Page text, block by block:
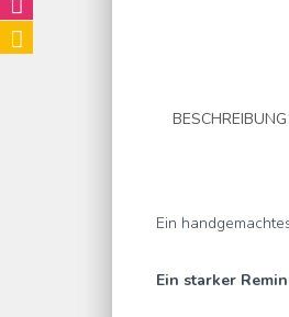
BESCHREIBUNG
Ein
Ein starker